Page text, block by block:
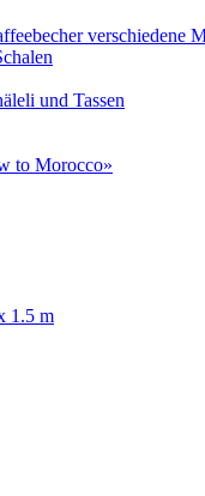
verschiedene
und Tassen
to Morocco»
1.5 m